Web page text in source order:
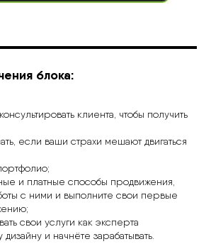
блока:
клиента, чтобы получить
если ваши страхи мешают двигаться
и платные способы продвижения,
с ними и выполните свои первые
свои услуги как эксперта
и начнёте зарабатывать.